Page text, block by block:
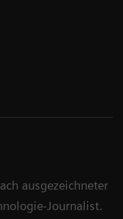
ausgezeichneter
Journalist.